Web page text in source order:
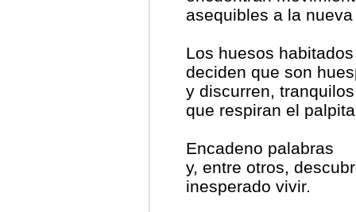
asequibles a la
Los huesos
deciden que son
y discurren,
que respiran el
Encadeno palabras
y, entre otros,
inesperado vivir.